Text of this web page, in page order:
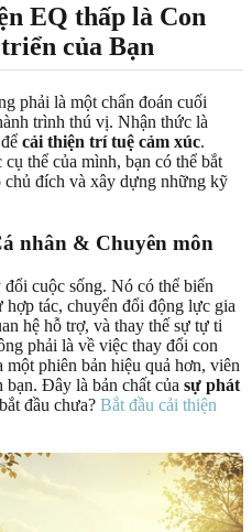
EQ thấp là Con
của Bạn
phải là một chẩn đoán cuối
trình thú vị. Nhận thức là
cải thiện trí tuệ cảm xúc.
thể của mình, bạn có thể bắt
chủ đích và xây dựng những kỹ
nhân & Chuyên môn
cuộc sống. Nó có thể biến
tác, chuyển đổi động lực gia
hệ hỗ trợ, và thay thế sự tự ti
phải là về việc thay đổi con
phiên bản hiệu quả hơn, viên
bạn. Đây là bản chất của sự phát
đầu chưa? Bắt đầu cải thiện